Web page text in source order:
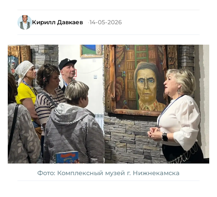
Кирилл Давкаев 14-05-2026
Фото: Комплексный музей г. Нижнекамска